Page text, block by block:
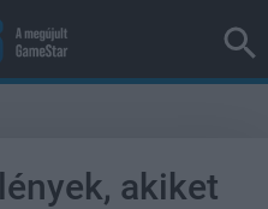
akiket